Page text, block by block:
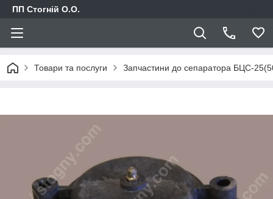
ПП Стогній О.О.
Товари та послуги Запчастини до сепаратора БЦС-